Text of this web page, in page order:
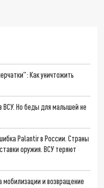
Как уничтожить
ВСУ. Но беды для малышей не
Palantir в России. Страны
оружия. ВСУ теряют
мобилизации и возвращение